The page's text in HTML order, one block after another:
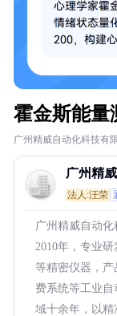
霍金斯能量
广州精威自动化科技有
广州精
法人:汪荣
广州精威自动
2010年，专业
等精密仪器，
费系统等工业
域十余年，以精